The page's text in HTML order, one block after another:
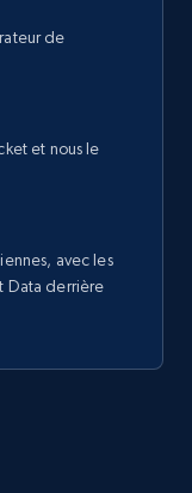
de
et nous le
avec les
derrière